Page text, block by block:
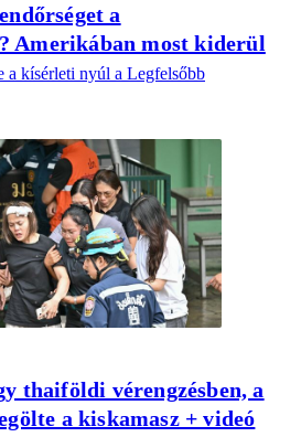
a
Amerikában most kiderül
kísérleti nyúl a Legfelsőbb
thaiföldi vérengzésben, a
a kiskamasz + videó